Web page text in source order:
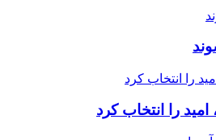
را انتخاب کرد